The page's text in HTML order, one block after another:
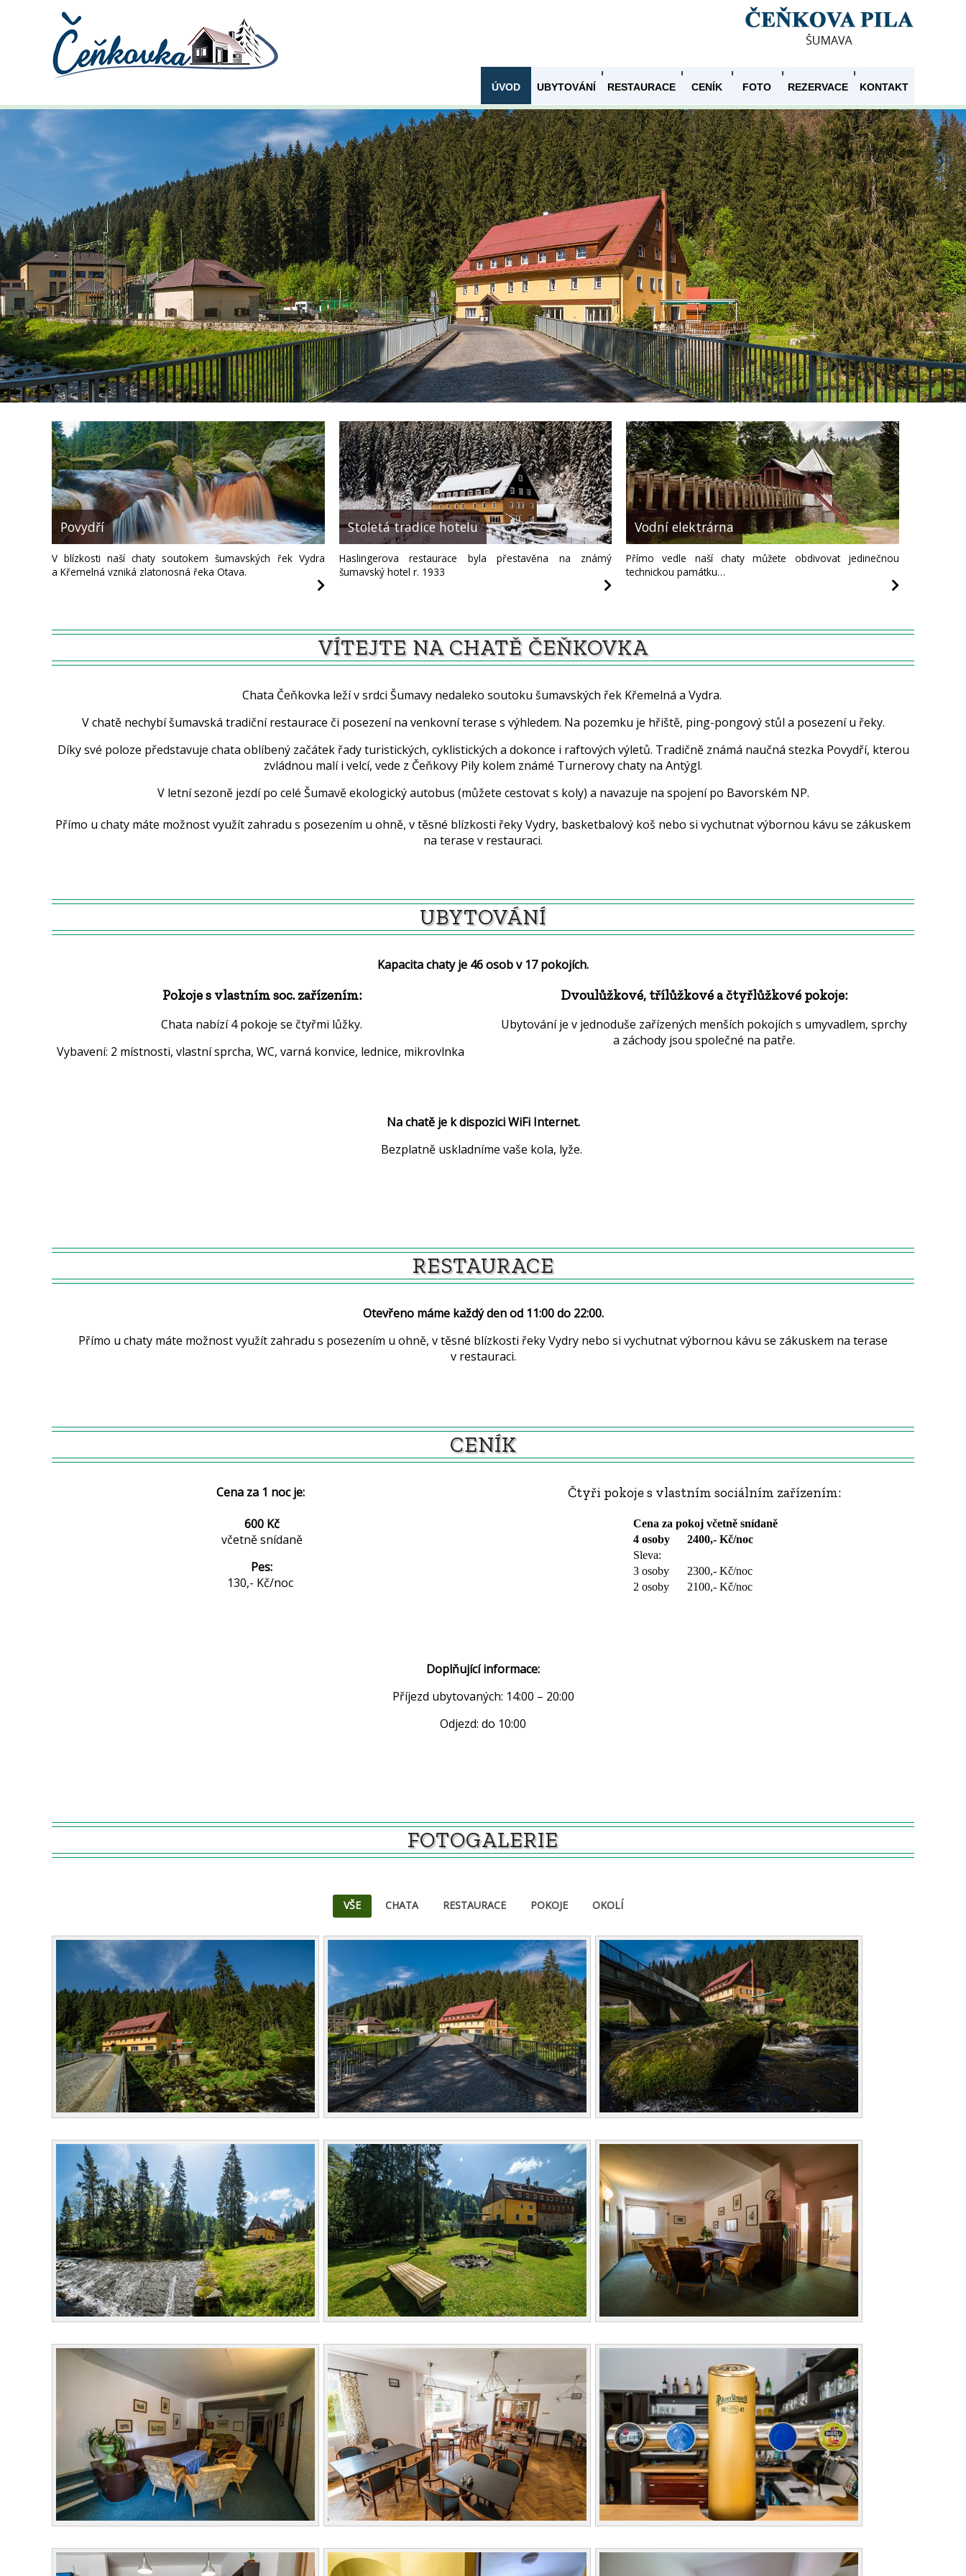
ÚVOD UBYTOVÁNÍ RESTAURACE CENÍK FOTO REZERVACE KONTAKT
Povydří
V blízkosti naší chaty soutokem šumavských řek Vydra
a Křemelná vzniká zlatonosná řeka Otava.
Stoletá tradice hotelu
Haslingerova restaurace byla přestavěna na známý
šumavský hotel r. 1933
Vodní elektrárna
Přímo vedle naší chaty můžete obdivovat jedinečnou
technickou památku…
VÍTEJTE NA CHATĚ ČEŇKOVKA
Chata Čeňkovka leží v srdci Šumavy nedaleko soutoku šumavských řek Křemelná a Vydra.
V chatě nechybí šumavská tradiční restaurace či posezení na venkovní terase s výhledem. Na pozemku je hřiště, ping-pongový stůl a posezení u řeky.
Díky své poloze představuje chata oblíbený začátek řady turistických, cyklistických a dokonce i raftových výletů. Tradičně známá naučná stezka Povydří, kterou
zvládnou malí i velcí, vede z Čeňkovy Pily kolem známé Turnerovy chaty na Antýgl.
V letní sezoně jezdí po celé Šumavě ekologický autobus (můžete cestovat s koly) a navazuje na spojení po Bavorském NP.
Přímo u chaty máte možnost využít zahradu s posezením u ohně, v těsné blízkosti řeky Vydry, basketbalový koš nebo si vychutnat výbornou kávu se zákuskem
na terase v restauraci.
UBYTOVÁNÍ
Kapacita chaty je 46 osob v 17 pokojích.
Pokoje s vlastním soc. zařízením:
Chata nabízí 4 pokoje se čtyřmi lůžky.
Vybavení: 2 místnosti, vlastní sprcha, WC, varná konvice, lednice, mikrovlnka
Dvoulůžkové, třílůžkové a čtyřlůžkové pokoje:
Ubytování je v jednoduše zařízených menších pokojích s umyvadlem, sprchy
a záchody jsou společné na patře.
Na chatě je k dispozici WiFi Internet.
Bezplatně uskladníme vaše kola, lyže.
RESTAURACE
Otevřeno máme každý den od 11:00 do 22:00.
Přímo u chaty máte možnost využít zahradu s posezením u ohně, v těsné blízkosti řeky Vydry nebo si vychutnat výbornou kávu se zákuskem na terase
v restauraci.
CENÍK
Cena za 1 noc je:
600 Kč
včetně snídaně
Pes:
130,- Kč/noc
Čtyři pokoje s vlastním sociálním zařízením:
Cena za pokoj včetně snídaně
4 osoby
2400,- Kč/noc
Sleva:
3 osoby
2300,- Kč/noc
2 osoby
2100,- Kč/noc
Doplňující informace:
Příjezd ubytovaných: 14:00 – 20:00
Odjezd: do 10:00
FOTOGALERIE
VŠE CHATA RESTAURACE POKOJE OKOLÍ